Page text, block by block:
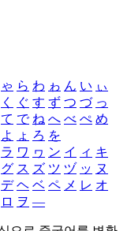
ゃ ら わ ゎ ん い ぃ
く ぐ す ず つ づ っ
て で ね へ べ ぺ め
よ ょ ろ を
ラ ワ ヮ ン イ ィ キ
グ ス ズ ツ ヅ ッ ヌ
デ ヘ ベ ペ メ レ オ
ロ ヲ ―